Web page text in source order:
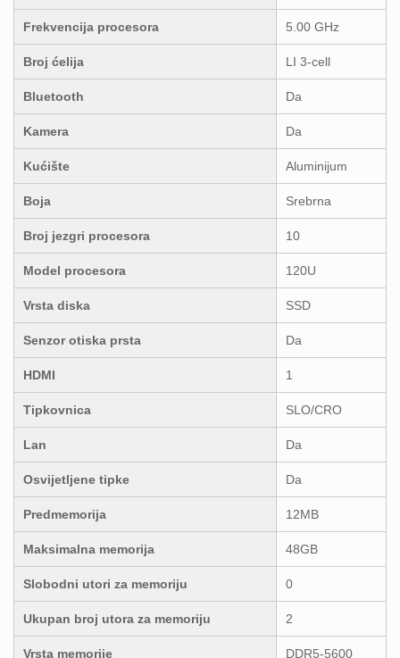
Frekvencija procesora 5.00 GHz
Broj ćelija LI 3-cell
Bluetooth Da
Kamera Da
Kućište Aluminijum
Boja Srebrna
Broj jezgri procesora 10
Model procesora 120U
Vrsta diska SSD
Senzor otiska prsta Da
HDMI 1
Tipkovnica SLO/CRO
Lan Da
Osvijetljene tipke Da
Predmemorija 12MB
Maksimalna memorija 48GB
Slobodni utori za memoriju 0
Ukupan broj utora za memoriju 2
Vrsta memorije DDR5-5600